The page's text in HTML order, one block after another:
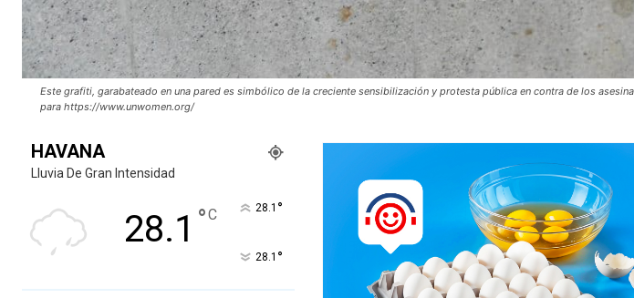
Este grafiti, garabateado en una pared es simbólico de la creciente sensibilización y protesta pública en contra de los
para https://www.unwomen.org/
HAVANA
Lluvia De Gran Intensidad
28.1 °C 28.1 °
28.1 °